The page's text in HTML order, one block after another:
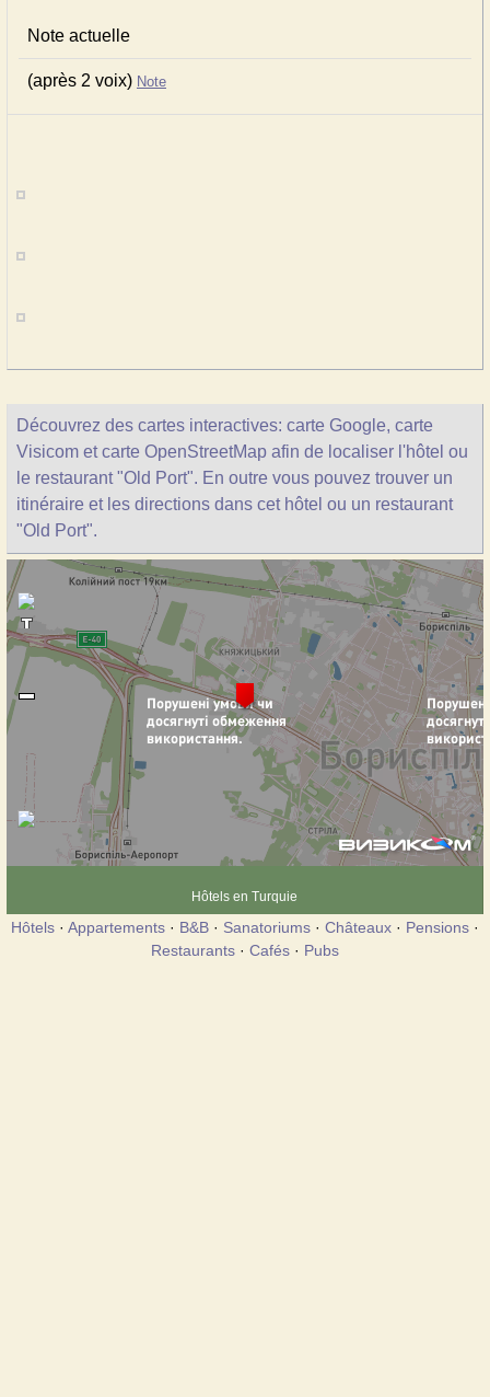
Note actuelle
(après 2 voix) Note
Découvrez des cartes interactives: carte Google, carte
Visicom et carte OpenStreetMap afin de localiser l'hôtel ou
le restaurant "Old Port". En outre vous pouvez trouver un
itinéraire et les directions dans cet hôtel ou un restaurant
"Old Port".
Hôtels en Turquie
Hôtels · Appartements · B&B · Sanatoriums · Châteaux · Pensions ·
Restaurants · Cafés · Pubs